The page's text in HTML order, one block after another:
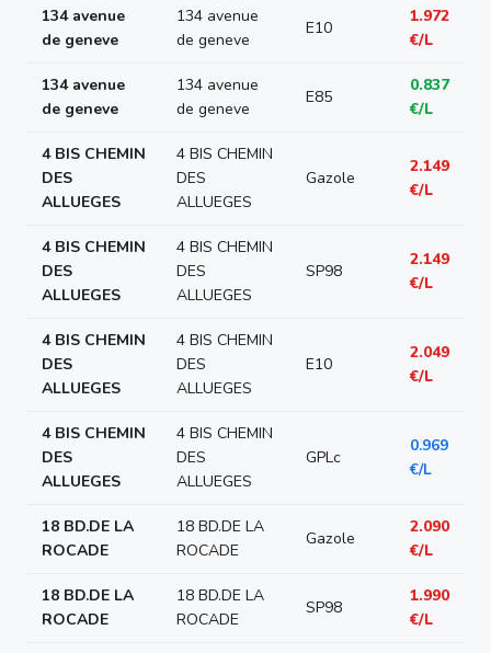
134 avenue
de geneve
134 avenue
de geneve
E10
1.972
€/L
134 avenue
de geneve
134 avenue
de geneve
E85
0.837
€/L
4 BIS CHEMIN
DES
ALLUEGES
4 BIS CHEMIN
DES
ALLUEGES
Gazole
2.149
€/L
4 BIS CHEMIN
DES
ALLUEGES
4 BIS CHEMIN
DES
ALLUEGES
SP98
2.149
€/L
4 BIS CHEMIN
DES
ALLUEGES
4 BIS CHEMIN
DES
ALLUEGES
E10
2.049
€/L
4 BIS CHEMIN
DES
ALLUEGES
4 BIS CHEMIN
DES
ALLUEGES
GPLc
0.969
€/L
18 BD.DE LA
ROCADE
18 BD.DE LA
ROCADE
Gazole
2.090
€/L
18 BD.DE LA
ROCADE
18 BD.DE LA
ROCADE
SP98
1.990
€/L